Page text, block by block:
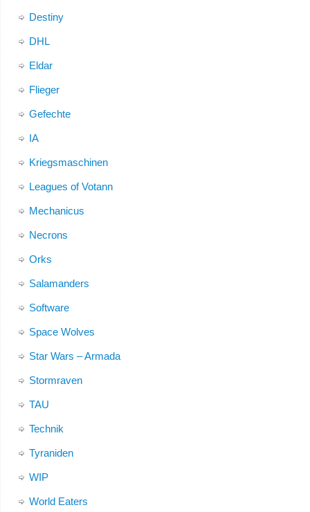
Destiny
DHL
Eldar
Flieger
Gefechte
IA
Kriegsmaschinen
Leagues of Votann
Mechanicus
Necrons
Orks
Salamanders
Software
Space Wolves
Star Wars – Armada
Stormraven
TAU
Technik
Tyraniden
WIP
World Eaters